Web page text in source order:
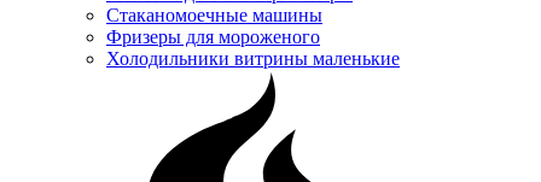
Стаканомоечные машины
Фризеры для мороженого
Холодильники витрины маленькие